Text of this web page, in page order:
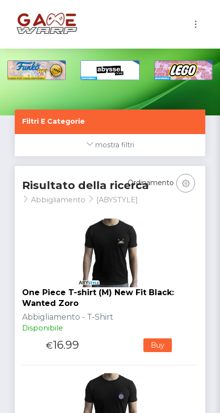
Filtri E Categorie
mostra filtri
Risultato della ricerca
Abbigliamento [ABYSTYLE]
Ordinamento
One Piece T-shirt (M) New Fit Black:
Wanted Zoro
Abbigliamento - T-Shirt
Disponibile
€16.99 Buy